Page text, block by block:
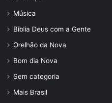
Música
Bíblia Deus com a Gente
Orelhão da Nova
Bom dia Nova
Sem categoria
Mais Brasil